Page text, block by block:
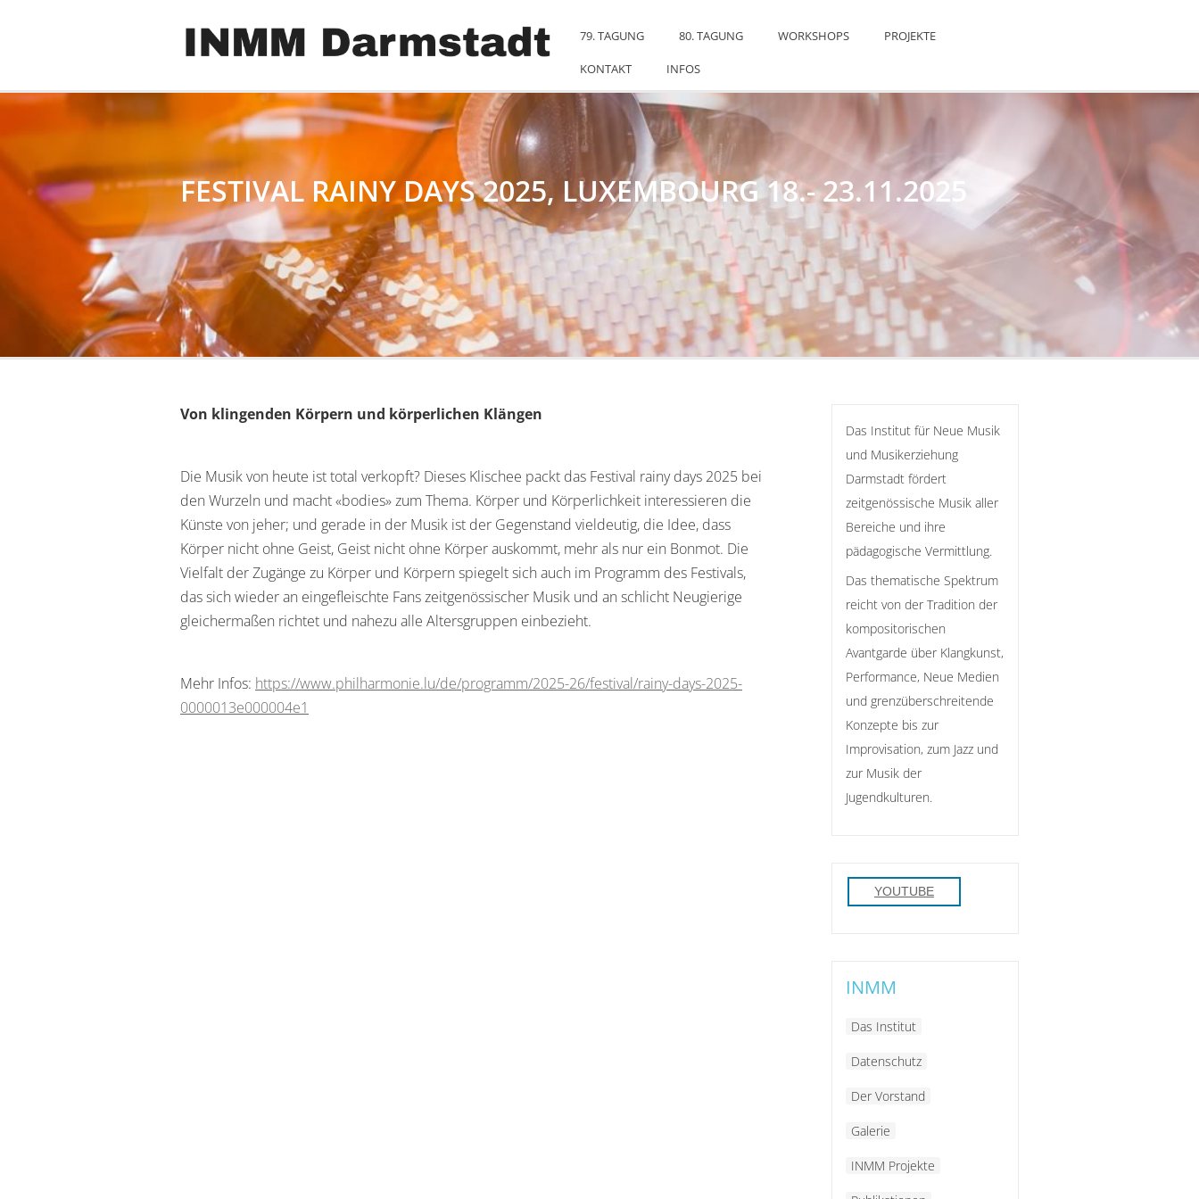
79. TAGUNG 80. TAGUNG WORKSHOPS PROJEKTE
KONTAKT INFOS
FESTIVAL RAINY DAYS 2025, LUXEMBOURG 18.- 23.11.2025
Von klingenden Körpern und körperlichen Klängen
Die Musik von heute ist total verkopft? Dieses Klischee packt das Festival rainy days 2025 bei
den Wurzeln und macht «bodies» zum Thema. Körper und Körperlichkeit interessieren die
Künste von jeher; und gerade in der Musik ist der Gegenstand vieldeutig, die Idee, dass
Körper nicht ohne Geist, Geist nicht ohne Körper auskommt, mehr als nur ein Bonmot. Die
Vielfalt der Zugänge zu Körper und Körpern spiegelt sich auch im Programm des Festivals,
das sich wieder an eingefleischte Fans zeitgenössischer Musik und an schlicht Neugierige
gleichermaßen richtet und nahezu alle Altersgruppen einbezieht.
Mehr Infos: https://www.philharmonie.lu/de/programm/2025-26/festival/rainy-days-2025-
0000013e000004e1
Das Institut für Neue Musik
und Musikerziehung
Darmstadt fördert
zeitgenössische Musik aller
Bereiche und ihre
pädagogische Vermittlung.
Das thematische Spektrum
reicht von der Tradition der
kompositorischen
Avantgarde über Klangkunst,
Performance, Neue Medien
und grenzüberschreitende
Konzepte bis zur
Improvisation, zum Jazz und
zur Musik der
Jugendkulturen.
YOUTUBE
INMM
Das Institut
Datenschutz
Der Vorstand
Galerie
INMM Projekte